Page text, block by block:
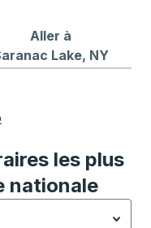
NY
Aller à
Lake, NY
de bus vers
les plus
nationale